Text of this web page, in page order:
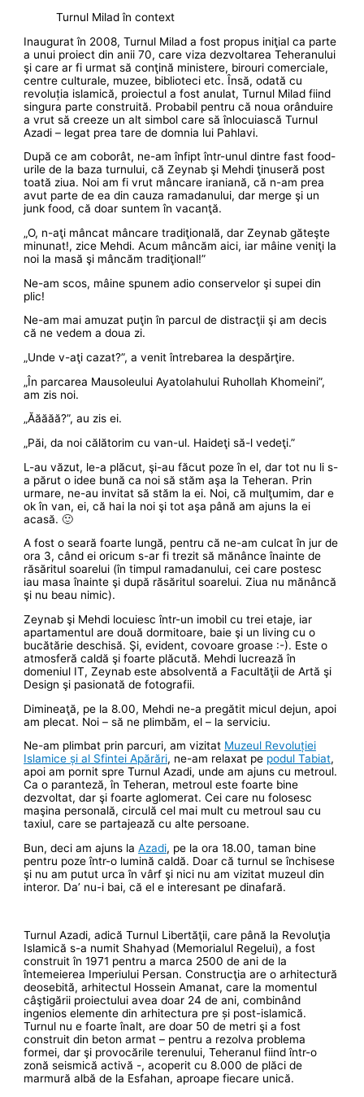
Turnul Milad în context
Inaugurat în 2008, Turnul Milad a fost propus iniţial ca parte
a unui proiect din anii 70, care viza dezvoltarea Teheranului
şi care ar fi urmat să conţină ministere, birouri comerciale,
centre culturale, muzee, biblioteci etc. Însă, odată cu
revoluția islamică, proiectul a fost anulat, Turnul Milad fiind
singura parte construită. Probabil pentru că noua orânduire
a vrut să creeze un alt simbol care să înlocuiască Turnul
Azadi – legat prea tare de domnia lui Pahlavi.
După ce am coborât, ne-am înfipt într-unul dintre fast food-
urile de la baza turnului, că Zeynab şi Mehdi ţinuseră post
toată ziua. Noi am fi vrut mâncare iraniană, că n-am prea
avut parte de ea din cauza ramadanului, dar merge şi un
junk food, că doar suntem în vacanţă.
„O, n-aţi mâncat mâncare tradiţională, dar Zeynab găteşte
minunat!, zice Mehdi. Acum mâncăm aici, iar mâine veniţi la
noi la masă şi mâncăm tradiţional!”
Ne-am scos, mâine spunem adio conservelor şi supei din
plic!
Ne-am mai amuzat puţin în parcul de distracţii şi am decis
că ne vedem a doua zi.
„Unde v-aţi cazat?”, a venit întrebarea la despărţire.
„În parcarea Mausoleului Ayatolahului Ruhollah Khomeini”,
am zis noi.
„Ăăăăă?”, au zis ei.
„Păi, da noi călătorim cu van-ul. Haideţi să-l vedeţi.”
L-au văzut, le-a plăcut, şi-au făcut poze în el, dar tot nu li s-
a părut o idee bună ca noi să stăm aşa la Teheran. Prin
urmare, ne-au invitat să stăm la ei. Noi, că mulţumim, dar e
ok în van, ei, că hai la noi şi tot aşa până am ajuns la ei
acasă. 🙂
A fost o seară foarte lungă, pentru că ne-am culcat în jur de
ora 3, când ei oricum s-ar fi trezit să mănânce înainte de
răsăritul soarelui (în timpul ramadanului, cei care postesc
iau masa înainte şi după răsăritul soarelui. Ziua nu mănâncă
şi nu beau nimic).
Zeynab şi Mehdi locuiesc într-un imobil cu trei etaje, iar
apartamentul are două dormitoare, baie şi un living cu o
bucătărie deschisă. Şi, evident, covoare groase :-). Este o
atmosferă caldă şi foarte plăcută. Mehdi lucrează în
domeniul IT, Zeynab este absolventă a Facultăţii de Artă şi
Design şi pasionată de fotografii.
Dimineaţă, pe la 8.00, Mehdi ne-a pregătit micul dejun, apoi
am plecat. Noi – să ne plimbăm, el – la serviciu.
Ne-am plimbat prin parcuri, am vizitat Muzeul Revoluției
Islamice și al Sfintei Apărări, ne-am relaxat pe podul Tabiat,
apoi am pornit spre Turnul Azadi, unde am ajuns cu metroul.
Ca o paranteză, în Teheran, metroul este foarte bine
dezvoltat, dar şi foarte aglomerat. Cei care nu folosesc
maşina personală, circulă cel mai mult cu metroul sau cu
taxiul, care se partajează cu alte persoane.
Bun, deci am ajuns laAzadi, pe la ora 18.00, taman bine
pentru poze într-o lumină caldă. Doar că turnul se închisese
şi nu am putut urca în vârf şi nici nu am vizitat muzeul din
interor. Da’ nu-i bai, că el e interesant pe dinafară.
Turnul Azadi, adică Turnul Libertăţii, care până la Revoluţia
Islamică s-a numit Shahyad (Memorialul Regelui), a fost
construit în 1971 pentru a marca 2500 de ani de la
întemeierea Imperiului Persan. Construcţia are o arhitectură
deosebită, arhitectul Hossein Amanat, care la momentul
câştigării proiectului avea doar 24 de ani, combinând
ingenios elemente din arhitectura pre și post-islamică.
Turnul nu e foarte înalt, are doar 50 de metri şi a fost
construit din beton armat – pentru a rezolva problema
formei, dar şi provocările terenului, Teheranul fiind într-o
zonă seismică activă -, acoperit cu 8.000 de plăci de
marmură albă de la Esfahan, aproape fiecare unică.